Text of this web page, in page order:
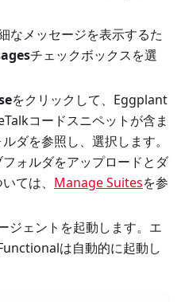
なメッセージを表示するた
チェックボックスを選
をクリックして、Eggplant
コードスニペットが含ま
ダを参照し、選択します。
ォルダをアップロードとダ
ては、 Manage Suitesを参
ジェントを起動します。エ
は自動的に起動し